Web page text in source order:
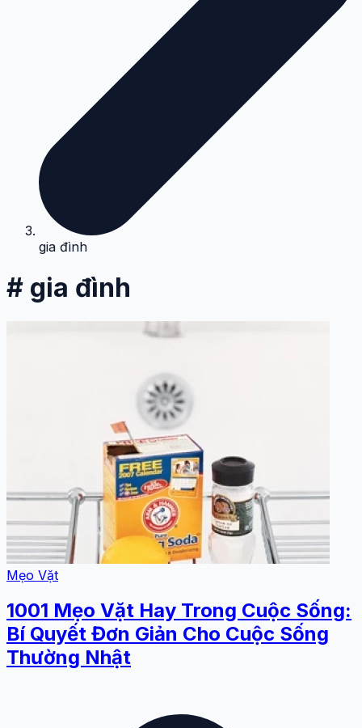
gia đình
# gia đình
Mẹo Vặt
1001 Mẹo Vặt Hay Trong Cuộc Sống:
Bí Quyết Đơn Giản Cho Cuộc Sống
Thường Nhật